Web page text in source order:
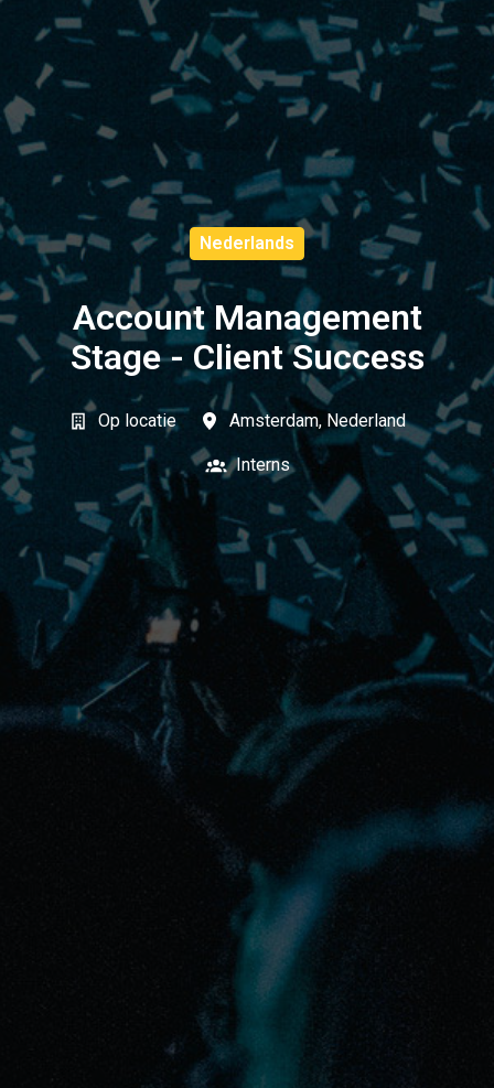
Nederlands
Account Management
Stage - Client Success
Op locatie Amsterdam, Nederland
Interns